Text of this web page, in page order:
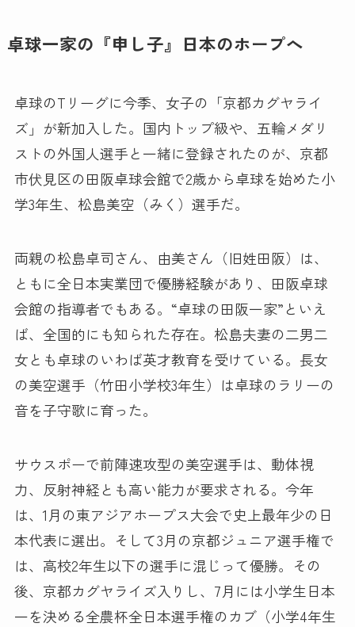
卓球一家の『申し子』日本のホープへ
卓球のTリーグに今季、女子の「京都カグヤライ
ズ」が新加入した。国内トップ級や、五輪メダリ
ストの外国人選手と一緒に登録されたのが、京都
市伏見区の田阪卓球会館で2歳から卓球を始めた小
学3年生、松島美空（みく）選手だ。
両親の松島卓司さん、由美さん（旧姓田阪）は、
ともに全日本実業団で優勝経験があり、田阪卓球
会館の指導者でもある。“卓球の田阪一家”といえ
ば、全国的にも知られた存在。松島夫妻の二男二
女とも卓球のいわば英才教育を受けている。長女
の美空選手（竹田小学校3年生）は卓球のラリーの
音を子守歌に育った。
サウスポーで前陣速攻型の美空選手は、動体視
力、反射神経とも高い能力が要求される。今年
は、1月の東アジアホープス大会で史上最年少の日
本代表に選出。そして3月の京都ジュニア選手権で
は、高校2年生以下の選手に混じって優勝。その
後、京都カグヤライズ入りし、7月には小学生日本
一を決める全農杯全日本選手権のカブ（小学4年生